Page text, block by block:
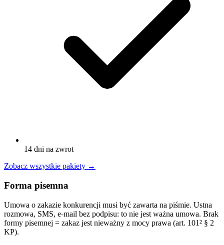
14 dni na zwrot
Zobacz wszystkie pakiety →
Forma pisemna
Umowa o zakazie konkurencji musi być zawarta na piśmie. Ustna
rozmowa, SMS, e-mail bez podpisu: to nie jest ważna umowa. Brak
formy pisemnej = zakaz jest nieważny z mocy prawa (art. 101² § 2
KP).